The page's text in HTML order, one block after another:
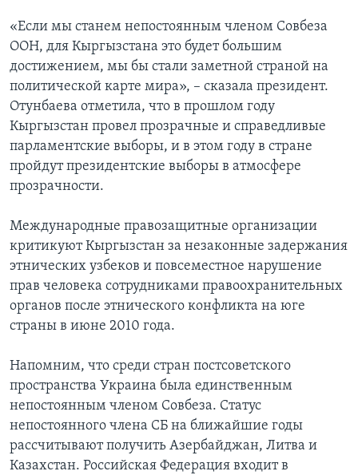
«Если мы станем непостоянным членом Совбеза
ООН, для Кыргызстана это будет большим
достижением, мы бы стали заметной страной на
политической карте мира», – сказала президент.
Отунбаева отметила, что в прошлом году
Кыргызстан провел прозрачные и справедливые
парламентские выборы, и в этом году в стране
пройдут президентские выборы в атмосфере
прозрачности.
Международные правозащитные организации
критикуют Кыргызстан за незаконные задержания
этнических узбеков и повсеместное нарушение
прав человека сотрудниками правоохранительных
органов после этнического конфликта на юге
страны в июне 2010 года.
Напомним, что среди стран постсоветского
пространства Украина была единственным
непостоянным членом Совбеза. Статус
непостоянного члена СБ на ближайшие годы
рассчитывают получить Азербайджан, Литва и
Казахстан. Российская Федерация входит в